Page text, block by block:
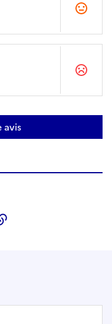
avis
LinkedInpar courriel